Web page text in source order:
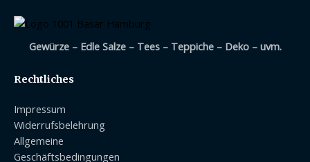
Gewürze – Edle Salze – Tees – Teppiche – Deko – uvm.
Rechtliches
Impressum
Widerrufsbelehrung
Allgemeine
Geschäftsbedingungen